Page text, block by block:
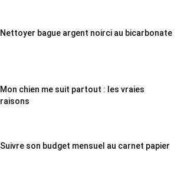
Nettoyer bague argent noirci au bicarbonate
Mon chien me suit partout : les vraies
raisons
Suivre son budget mensuel au carnet papier